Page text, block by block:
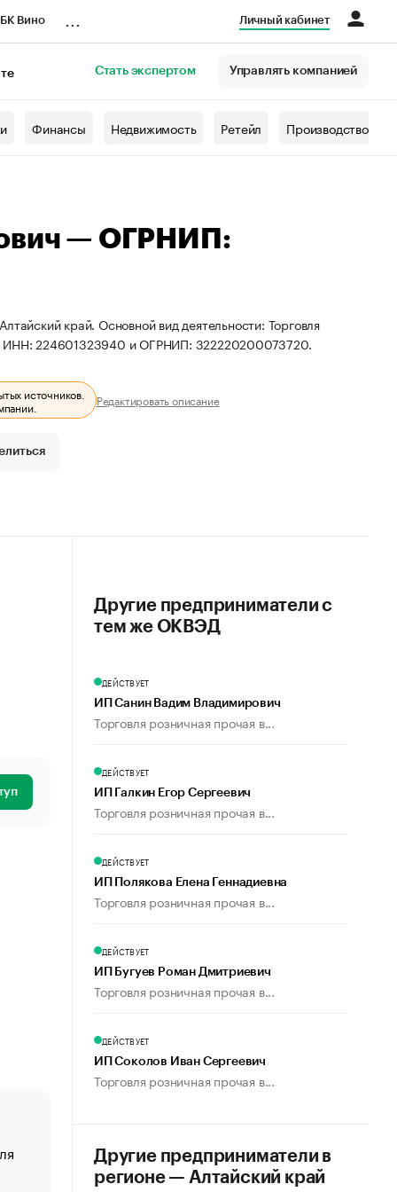
Вино Личный кабинет
Стать экспертом Управлять компанией
Финансы Недвижимость Ретейл Производство
— ОГРНИП:
край. Основной вид деятельности: Торговля
ИНН: 224601323940 и ОГРНИП: 322220200073720.
источников. Редактировать описание
«От спорта тело стареет иначе». Как живет глава
создавшей GTA
Другие предприниматели с
тем же ОКВЭД
ДЕЙСТВУЕТ
ИП Санин Вадим Владимирович
Торговля розничная прочая в...
ДЕЙСТВУЕТ
ИП Галкин Егор Сергеевич
Торговля розничная прочая в...
ДЕЙСТВУЕТ
ИП Полякова Елена Геннадиевна
Торговля розничная прочая в...
ДЕЙСТВУЕТ
ИП Бугуев Роман Дмитриевич
Торговля розничная прочая в...
ДЕЙСТВУЕТ
ИП Соколов Иван Сергеевич
Торговля розничная прочая в...
Другие предприниматели в
регионе — Алтайский край